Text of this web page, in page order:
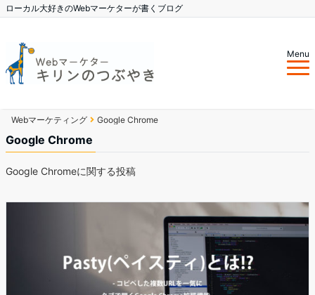
ローカル大好きのWebマーケターが書くブログ
Menu
Webマーケティング Google Chrome
Google Chrome
Google Chromeに関する投稿